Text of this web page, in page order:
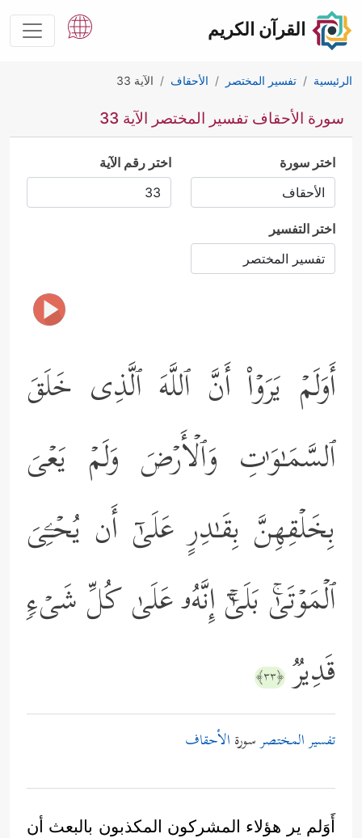
القرآن الكريم
الرئيسية تفسير المختصر الأحقاف الآية 33
سورة الأحقاف تفسير المختصر الآية 33
اختر سورة اختر رقم الآية
اختر التفسير
أَوَلَمۡ یَرَوۡاْ أَنَّ ٱللَّهَ ٱلَّذِی خَلَقَ
ٱلسَّمَـٰوَ ٰ⁠تِ وَٱلۡأَرۡضَ وَلَمۡ یَعۡیَ
بِخَلۡقِهِنَّ بِقَـٰدِرٍ عَلَىٰۤ أَن یُحۡـِۧیَ
ٱلۡمَوۡتَىٰۚ بَلَىٰۤۚ إِنَّهُۥ عَلَىٰ كُلِّ شَیۡءࣲ
قَدِیرࣱ ﴿٣٣﴾
تفسير المختصرسورة الأحقاف
أَوَلم ير هؤلاء المشركون المكذبون بالبعث أن